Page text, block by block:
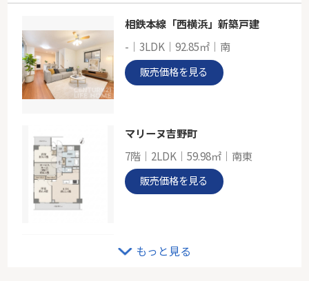
-
62.35㎡
相鉄本線「西横浜」新築戸建
-｜3LDK｜92.85㎡｜南
販売価格を見る
マリーヌ吉野町
7階｜2LDK｜59.98㎡｜南東
販売価格を見る
もっと見る